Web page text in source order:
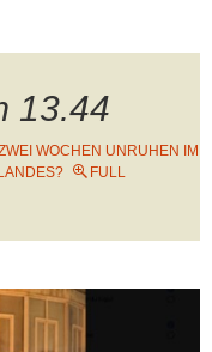
13.44
WOCHEN UNRUHEN IM
FULL